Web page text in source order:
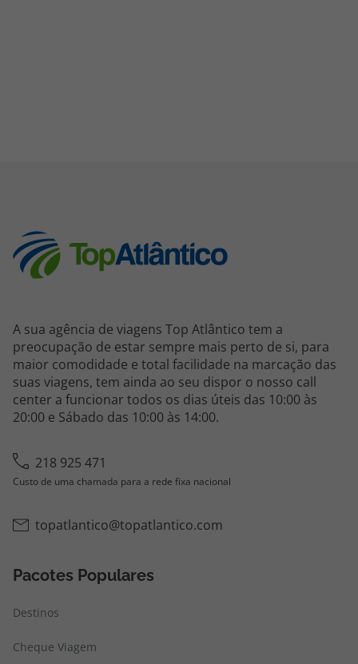
A sua agência de viagens Top Atlântico tem a
preocupação de estar sempre mais perto de si, para
maior comodidade e total facilidade na marcação das
suas viagens, tem ainda ao seu dispor o nosso call
center a funcionar todos os dias úteis das 10:00 às
20:00 e Sábado das 10:00 às 14:00.
218 925 471
Custo de uma chamada para a rede fixa nacional
topatlantico@topatlantico.com
Pacotes Populares
Destinos
Cheque Viagem